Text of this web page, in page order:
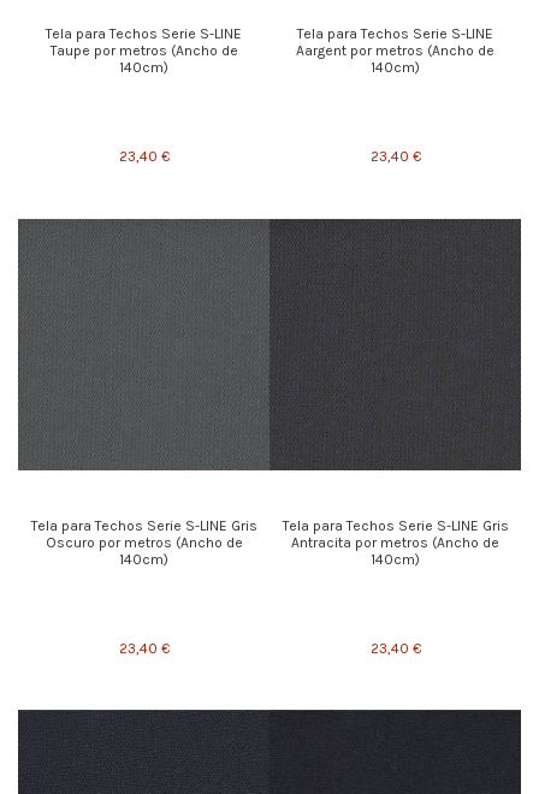
Tela para Techos Serie S-LINE
Taupe por metros (Ancho de
140cm)
23,40 €
Tela para Techos Serie S-LINE
Aargent por metros (Ancho de
140cm)
23,40 €
Tela para Techos Serie S-LINE Gris
Oscuro por metros (Ancho de
140cm)
23,40 €
Tela para Techos Serie S-LINE Gris
Antracita por metros (Ancho de
140cm)
23,40 €